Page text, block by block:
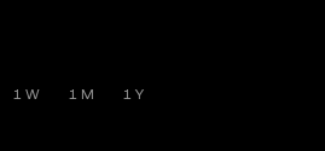
1 W 1 M 1 Y